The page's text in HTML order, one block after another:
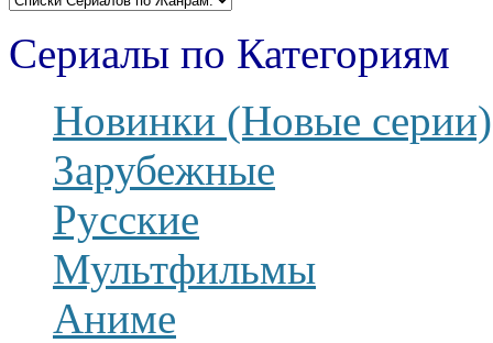
Сериалы по Категориям
Новинки (Новые серии)
Зарубежные
Русские
Мультфильмы
Аниме